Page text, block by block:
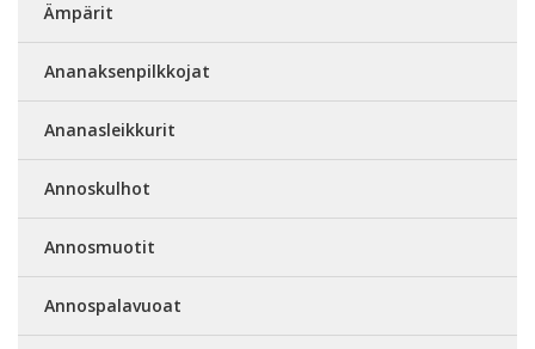
Ämpärit
Ananaksenpilkkojat
Ananasleikkurit
Annoskulhot
Annosmuotit
Annospalavuoat